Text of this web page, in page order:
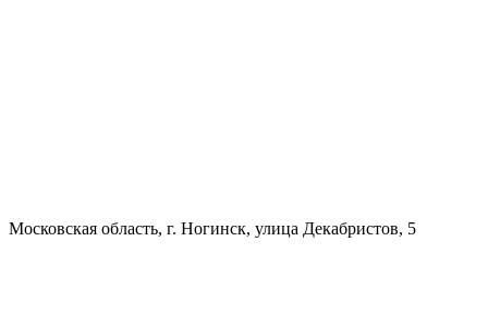
Московская область, г. Ногинск, улица Декабристов, 5